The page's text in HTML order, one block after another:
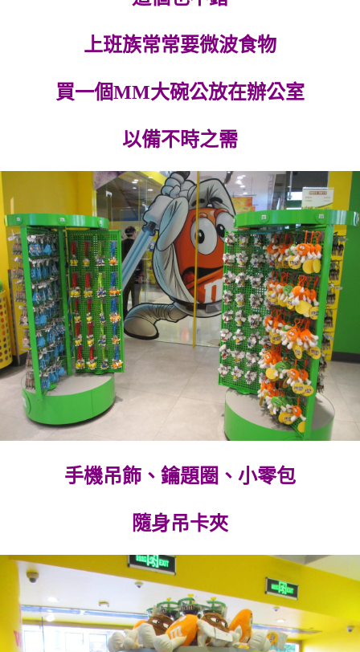
上班族常常要微波食物
買一個MM大碗公放在辦公室
以備不時之需
手機吊飾、鑰題圈、小零包
隨身吊卡夾